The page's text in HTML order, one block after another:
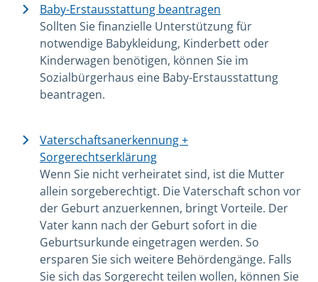
Baby-Erstausstattung beantragen
Sollten Sie finanzielle Unterstützung für
notwendige Babykleidung, Kinderbett oder
Kinderwagen benötigen, können Sie im
Sozialbürgerhaus eine Baby-Erstausstattung
beantragen.
Vaterschaftsanerkennung +
Sorgerechtserklärung
Wenn Sie nicht verheiratet sind, ist die Mutter
allein sorgeberechtigt. Die Vaterschaft schon vor
der Geburt anzuerkennen, bringt Vorteile. Der
Vater kann nach der Geburt sofort in die
Geburtsurkunde eingetragen werden. So
ersparen Sie sich weitere Behördengänge. Falls
Sie sich das Sorgerecht teilen wollen, können Sie